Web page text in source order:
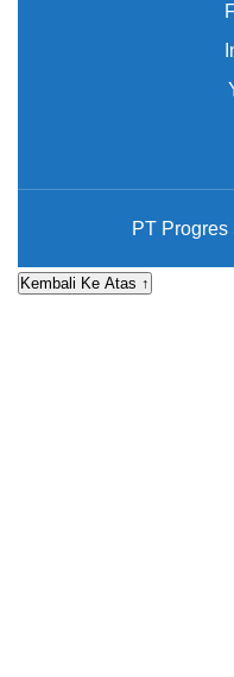
PT
Kembali Ke Atas ↑